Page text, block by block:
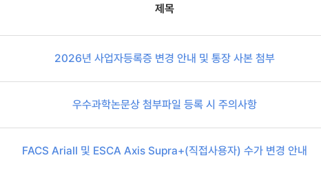
제목
2026년 사업자등록증 변경 안내 및 통장 사본 첨부
우수과학논문상 첨부파일 등록 시 주의사항
FACS AriaII 및 ESCA Axis Supra+(직접사용자) 수가 변경 안내